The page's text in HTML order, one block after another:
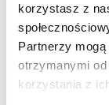
korzystasz z
Partnerzy
otrzymanymi
korzystania z